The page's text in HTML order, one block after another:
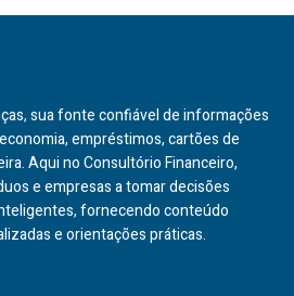
sua fonte confiável de informações
empréstimos, cartões de
Aqui no Consultório Financeiro,
e empresas a tomar decisões
fornecendo conteúdo
e orientações práticas.